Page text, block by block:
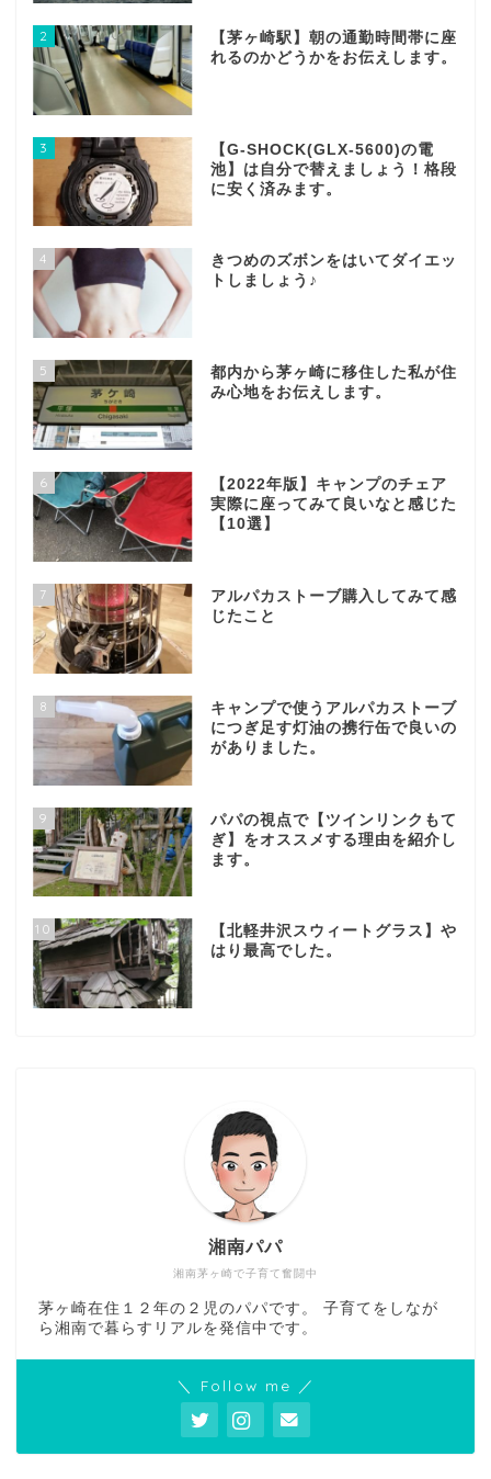
2
【茅ヶ崎駅】朝の通勤時間帯に座
れるのかどうかをお伝えします。
3
【G-SHOCK(GLX-5600)の電
池】は自分で替えましょう！格段
に安く済みます。
4
きつめのズボンをはいてダイエッ
トしましょう♪
5
都内から茅ヶ崎に移住した私が住
み心地をお伝えします。
6
【2022年版】キャンプのチェア
実際に座ってみて良いなと感じた
【10選】
7
アルパカストーブ購入してみて感
じたこと
8
キャンプで使うアルパカストーブ
につぎ足す灯油の携行缶で良いの
がありました。
9
パパの視点で【ツインリンクもて
ぎ】をオススメする理由を紹介し
ます。
10
【北軽井沢スウィートグラス】や
はり最高でした。
湘南茅ヶ崎で子育て奮闘中
湘南パパ
茅ヶ崎在住１２年の２児のパパです。 子育てをしなが
ら湘南で暮らすリアルを発信中です。
＼ Follow me ／